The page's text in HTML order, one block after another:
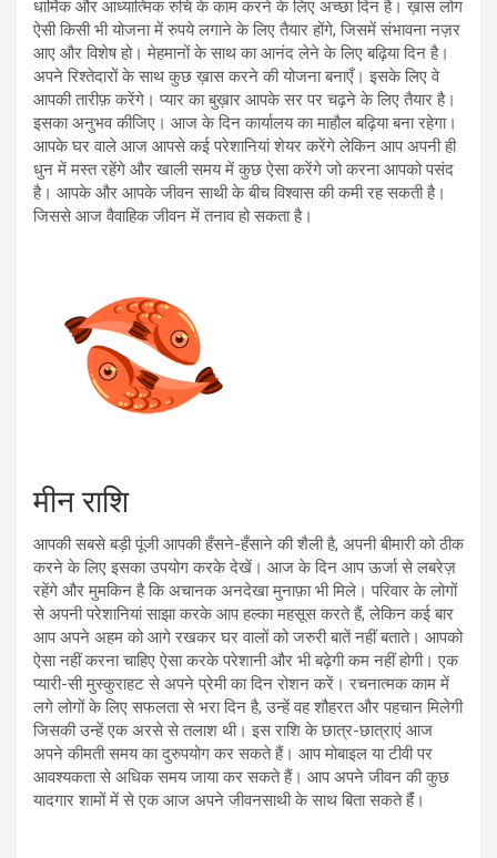
धार्मिक और आध्यात्मिक रुचि के काम करने के लिए अच्छा दिन है। ख़ास लोग
ऐसी किसी भी योजना में रुपये लगाने के लिए तैयार होंगे, जिसमें संभावना नज़र
आए और विशेष हो। मेहमानों के साथ का आनंद लेने के लिए बढ़िया दिन है।
अपने रिश्तेदारों के साथ कुछ ख़ास करने की योजना बनाएँ। इसके लिए वे
आपकी तारीफ़ करेंगे। प्यार का बुख़ार आपके सर पर चढ़ने के लिए तैयार है।
इसका अनुभव कीजिए। आज के दिन कार्यालय का माहौल बढ़िया बना रहेगा।
आपके घर वाले आज आपसे कई परेशानियां शेयर करेंगे लेकिन आप अपनी ही
धुन में मस्त रहेंगे और खाली समय में कुछ ऐसा करेंगे जो करना आपको पसंद
है। आपके और आपके जीवन साथी के बीच विश्वास की कमी रह सकती है।
जिससे आज वैवाहिक जीवन में तनाव हो सकता है।
मीन राशि
आपकी सबसे बड़ी पूंजी आपकी हँसने-हँसाने की शैली है, अपनी बीमारी को ठीक
करने के लिए इसका उपयोग करके देखें। आज के दिन आप ऊर्जा से लबरेज़
रहेंगे और मुमकिन है कि अचानक अनदेखा मुनाफ़ा भी मिले। परिवार के लोगों
से अपनी परेशानियां साझा करके आप हल्का महसूस करते हैं, लेकिन कई बार
आप अपने अहम को आगे रखकर घर वालों को जरुरी बातें नहीं बताते। आपको
ऐसा नहीं करना चाहिए ऐसा करके परेशानी और भी बढ़ेगी कम नहीं होगी। एक
प्यारी-सी मुस्कुराहट से अपने प्रेमी का दिन रोशन करें। रचनात्मक काम में
लगे लोगों के लिए सफलता से भरा दिन है, उन्हें वह शौहरत और पहचान मिलेगी
जिसकी उन्हें एक अरसे से तलाश थी। इस राशि के छात्र-छात्राएं आज
अपने कीमती समय का दुरुपयोग कर सकते हैं। आप मोबाइल या टीवी पर
आवश्यकता से अधिक समय जाया कर सकते हैं। आप अपने जीवन की कुछ
यादगार शामों में से एक आज अपने जीवनसाथी के साथ बिता सकते हैंं।